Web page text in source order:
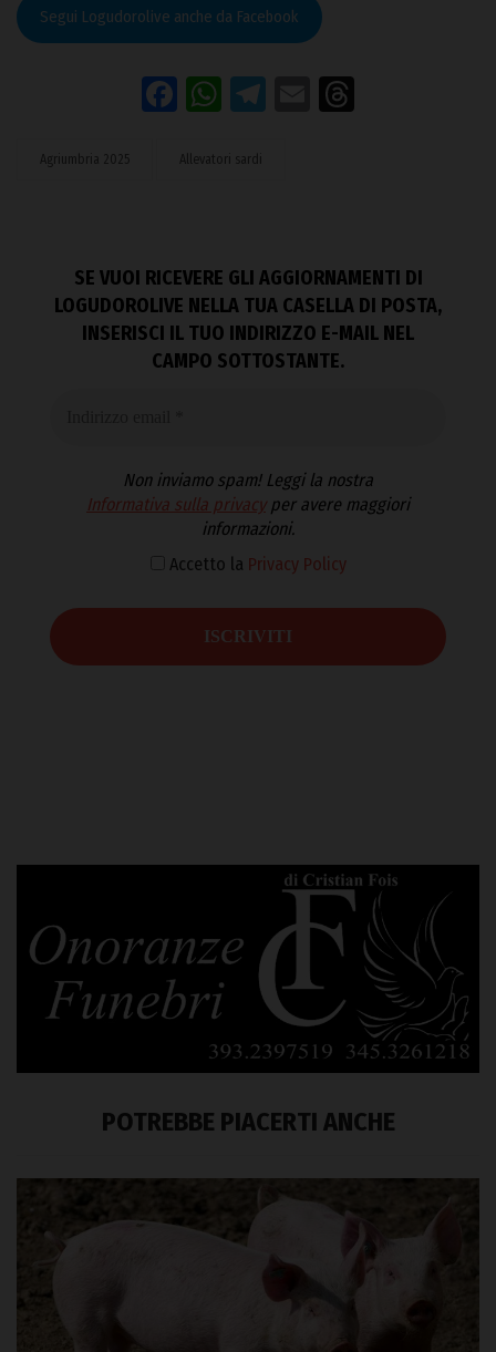
Segui Logudorolive anche da Facebook
Facebook
WhatsApp
Telegram
Email
Agriumbria 2025 Allevatori sardi
SE VUOI RICEVERE GLI AGGIORNAMENTI DI
LOGUDOROLIVE NELLA TUA CASELLA DI POSTA,
INSERISCI IL TUO INDIRIZZO E-MAIL NEL
CAMPO SOTTOSTANTE.
Non inviamo spam! Leggi la nostra
Informativa sulla privacyper avere maggiori
informazioni.
Accetto la Privacy Policy
POTREBBE PIACERTI ANCHE